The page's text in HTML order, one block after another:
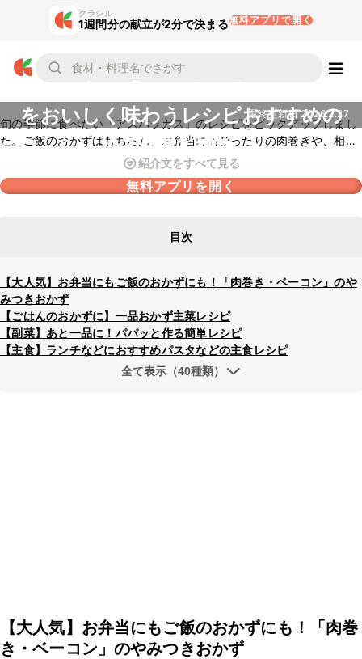
クラシル
1週間分の献立が2分で決まる無料アプリで開く
をおいしく味わうレシピおすすめの
40選を紹介
最終更新日2026.2.27
旬の季節に食べたい「アスパラガス」のレシピをピックアップしまし
た。ご飯のおかずはもちろん、お弁当にもぴったりの肉巻きや、相性
抜群のベーコンを合わせたレシピや、パパッと短時間で作れる炒め物
やおひたしなどの副菜、パスタなどの主食メニューなど幅広くご紹介
しています。ぜひチェックしてみてくださいね。
紹介文をすべて見る
無料アプリを開く
目次
【大人気】お弁当にもご飯のおかずにも！「肉巻き・ベーコン」のや
みつきおかず
【ごはんのおかずに】一品おかず主菜レシピ
【副菜】あと一品に！パパッと作る簡単レシピ
【主食】ランチなどにおすすめパスタなどの主食レシピ
全て表示（40種類）
【大人気】お弁当にもご飯のおかずにも！「肉巻
き・ベーコン」のやみつきおかず